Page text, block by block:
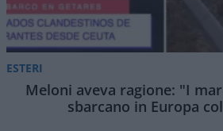
ESTERI
Meloni aveva ragione: "I
sbarcano in Europa